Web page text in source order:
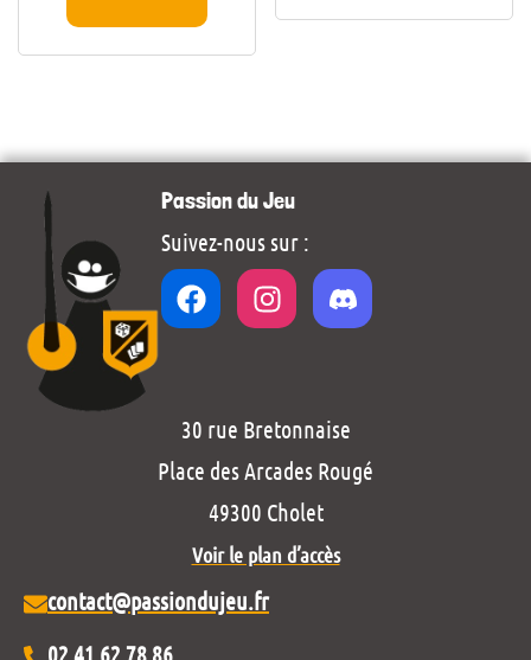
Passion du Jeu
Suivez-nous sur :
30 rue Bretonnaise
Place des Arcades Rougé
49300 Cholet
Voir le plan d’accès
contact@passiondujeu.fr
02 41 62 78 86